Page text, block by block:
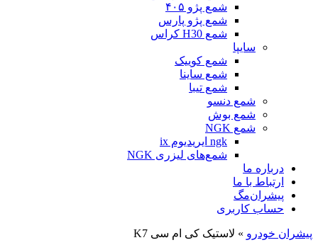
شمع پژو ۴۰۵
شمع پژو پارس
شمع H30 کراس
سایپا
شمع کوییک
شمع ساینا
شمع تیبا
شمع دنسو
شمع بوش
شمع NGK
ngk ایریدیوم ix
شمع‌های لیزری NGK
درباره ما
ارتباط با ما
پیشران‌مگ
حساب کاربری
پیشران خودرو » لاستیک کی ام سی K7